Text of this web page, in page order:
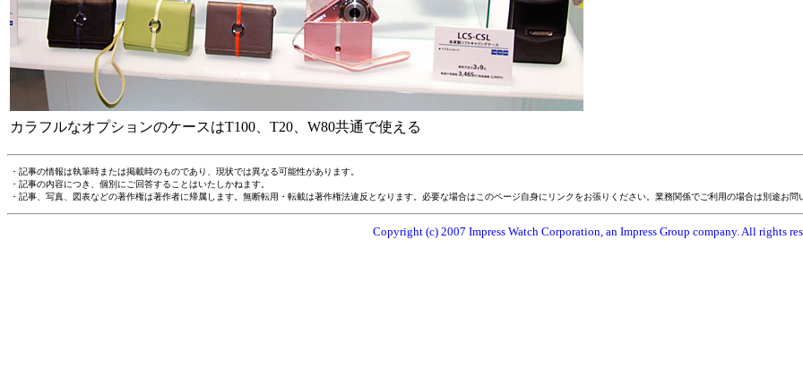
カラフルなオプションのケースはT100、T20、W80共通で使える
・記事の情報は執筆時または掲載時のものであり、現状では異なる可能性があります。
・記事の内容につき、個別にご回答することはいたしかねます。
・記事、写真、図表などの著作権は著作者に帰属します。無断転用・転載は著作権法違反となります。必要な場合はこのページ自身にリンクをお張りください。業務関係でご利用の場合は別途お問
Copyright (c) 2007 Impress Watch Corporation, an Impress Group company. All rights